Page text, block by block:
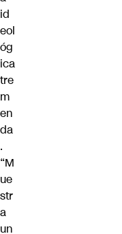
id
eol
óg
ica
tre
m
en
da
.
“M
ue
str
a
un